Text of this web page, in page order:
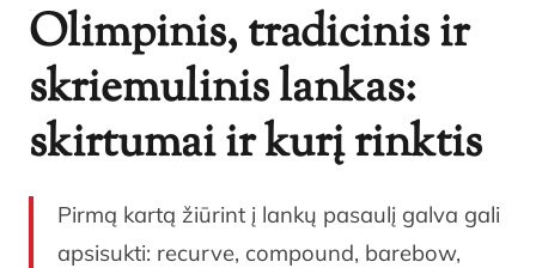
Olimpinis, tradicinis ir
skriemulinis lankas:
skirtumai ir kurį rinktis
Pirmą kartą žiūrint į lankų pasaulį galva gali
apsisukti: recurve, compound, barebow,